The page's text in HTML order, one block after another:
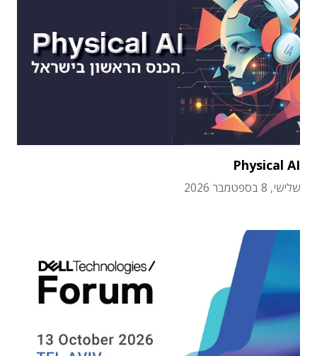
Physical AI
שלישי, 8 בספטמבר 2026